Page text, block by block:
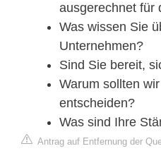
ausgerechnet für
Was wissen Sie
Unternehmen?
Sind Sie bereit,
Warum sollten
entscheiden?
Was sind Ihre
Antrag auf Entfernung der